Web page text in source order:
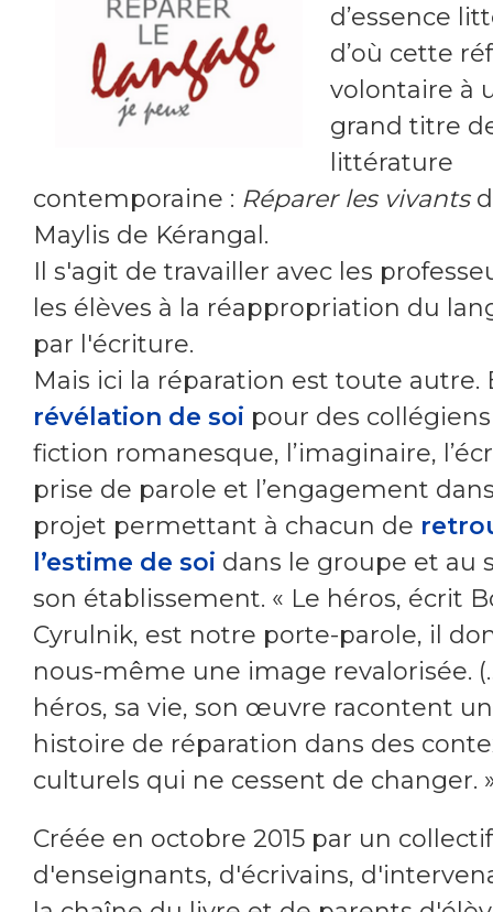
d’essence
d’où cette
volontaire à
grand titre
littérature
contemporaine : Réparer les vivants
Maylis de Kérangal.
Il s'agit de travailler avec les
les élèves à la réappropriation du
par l'écriture.
Mais ici la réparation est toute autre.
révélation de soi pour des
fiction romanesque, l’imaginaire,
prise de parole et l’engagement
projet permettant à chacun de
l’estime de soi dans le groupe et au
son établissement. « Le héros, écrit
Cyrulnik, est notre porte-parole, il
nous-même une image revalorisée.
héros, sa vie, son œuvre racontent
histoire de réparation dans des
culturels qui ne cessent de changer.
Créée en octobre 2015 par un collectif
d'enseignants, d'écrivains,